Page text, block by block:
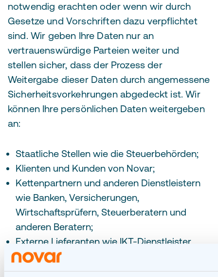
notwendig erachten oder wenn wir durch
Gesetze und Vorschriften dazu verpflichtet
sind. Wir geben Ihre Daten nur an
vertrauenswürdige Parteien weiter und
stellen sicher, dass der Prozess der
Weitergabe dieser Daten durch angemessene
Sicherheitsvorkehrungen abgedeckt ist. Wir
können Ihre persönlichen Daten weitergeben
an:
Staatliche Stellen wie die Steuerbehörden;
Klienten und Kunden von Novar;
Kettenpartnern und anderen Dienstleistern
wie Banken, Versicherungen,
Wirtschaftsprüfern, Steuerberatern und
anderen Beratern;
Externe Lieferanten wie IKT-Dienstleister,
Hosting- und Cloud-Service-Anbieter oder
andere Lieferanten, an die wir